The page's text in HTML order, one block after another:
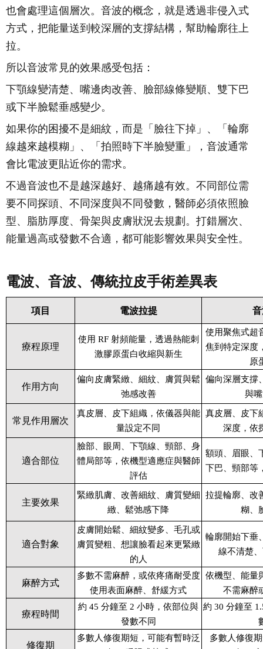
也會處理這個層次。音波的概念，就是透過非侵入式
方式，把能量送到較深層的支撐結構，幫助輪廓往上
拉。
所以音波常見的效果感受包括：
下顎線變清楚、嘴邊肉改善、臉部線條變順、雙下巴
或下半臉鬆垂感變少。
如果你的困擾不是細紋，而是「臉往下掉」、「輪廓
線越來越模糊」、「拍照時下半臉變重」，音波通常
會比電波更貼近你的需求。
不過音波也不是越深越好、越痛越有效。不同部位需
要不同探頭、不同深度與不同發數，醫師必須依照臉
型、脂肪厚度、骨架與皮膚狀況去規劃。打錯層次、
能量過高或發數不合適，都可能影響效果與安全性。
電波、音波、傳統拉皮手術差異表
項目 電波拉提
療程原理
使用 RF 射頻能量，透過熱能刺
激膠原蛋白收縮與新生
使用聚焦式超
焦到特定深度
原
作用方向
偏向皮膚緊緻、細紋、膚質與鬆
弛感改善
偏向深層支撐
與
常見作用層次
真皮層、皮下組織，依儀器與能
量設定不同
真皮層、皮下
深度，依
適合部位
臉部、眼周、下顎線、頸部、身
體局部等，依機型適應症與醫師
評估
額頭、眉眼、
下巴、頸部等
主要效果
緊緻肌膚、改善細紋、膚質變細
緻、鬆弛感下降
拉提輪廓、改
糊、
適合對象
皮膚開始鬆、細紋變多、毛孔或
膚質變粗、想讓臉看起來更緊緻
的人
輪廓開始下垂
線不清楚
麻醉方式
多數不需麻醉，或依疼痛耐受度
使用表面麻醉、舒緩方式
依機型、能量
不需麻醉
療程時間
約 45 分鐘至 2 小時，依部位與
發數不同
約 30 分鐘至
修復期
多數人修復期短，可能有暫時泛
多數人修復